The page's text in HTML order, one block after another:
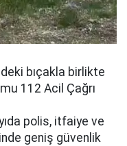
bıçakla birlikte
112 Acil Çağrı
polis, itfaiye ve
geniş güvenlik